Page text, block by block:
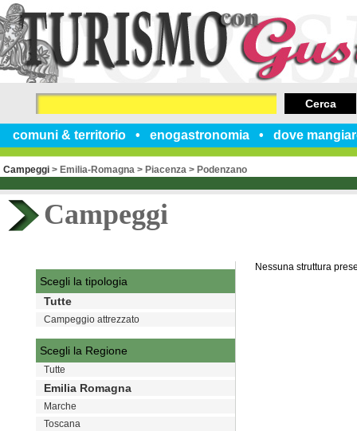
comuni & territorio enogastronomia dove
Cerca
Campeggi > Emilia-Romagna > Piacenza > Podenzano
Campeggi
Nessuna struttura
Scegli la tipologia
Tutte
Campeggio attrezzato
Scegli la Regione
Tutte
Emilia Romagna
Marche
Toscana